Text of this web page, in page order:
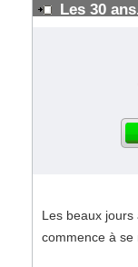
Les 30
Les beaux
commence à se